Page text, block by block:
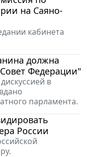
на Саяно-
кабинета
должна
Федерации"
в
парламента.
России